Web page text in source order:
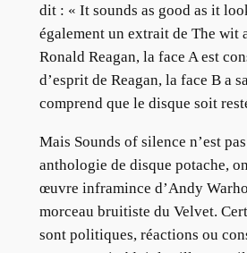
dit : « It sounds as good as it
également un extrait de The wit
Ronald Reagan, la face A est
d’esprit de Reagan, la face B a
comprend que le disque soit
Mais Sounds of silence n’est
anthologie de disque potache,
œuvre inframince d’Andy
morceau bruitiste du Velvet.
sont politiques, réactions ou